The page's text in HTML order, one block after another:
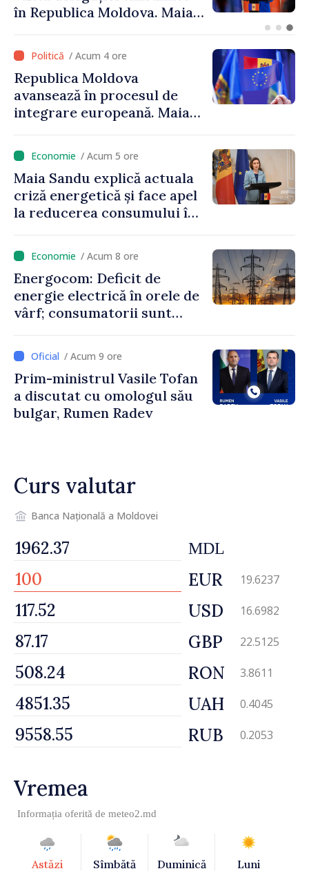
mandat deplin. Președinta
libere și corecte””
/ Acum 4 ore
Republica Moldova
avansează în procesul de
integrare europeană. Maia
niciun stat”
/ Acum 5 ore
Maia Sandu explică actuala
criză energetică și face apel
la reducerea consumului în
putem menține prețurile la
un nivel mai mic”
/ Acum 8 ore
Energocom: Deficit de
energie electrică în orele de
vârf; consumatorii sunt
/ Acum 9 ore
Prim-ministrul Vasile Tofan
a discutat cu omologul său
bulgar, Rumen Radev
Curs valutar
Banca Națională a Moldovei
MDL
EUR 19.6237
USD 16.6982
GBP 22.5125
RON 3.8611
UAH 0.4045
RUB 0.2053
Vremea
Informația oferită de meteo2.md
Astăzi Sîmbătă Duminică Luni